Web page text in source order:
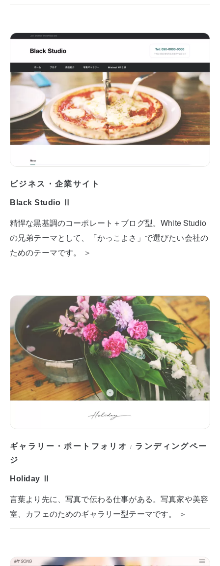
ビジネス・企業サイト
Black Studio Ⅱ
精悍な黒基調のコーポレート＋ブログ型。White Studio
の兄弟テーマとして、「かっこよさ」で選びたい会社の
ためのテーマです。 ＞
ギャラリー・ポートフォリオ / ランディングペー
ジ
Holiday Ⅱ
言葉より先に、写真で伝わる仕事がある。写真家や美容
室、カフェのためのギャラリー型テーマです。 ＞